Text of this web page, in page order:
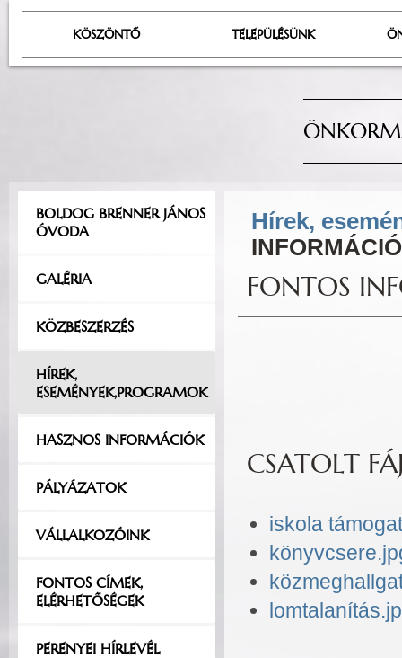
KÖSZÖNTŐ TELEPÜLÉSÜNK
BOLDOG BRENNER JÁNOS
ÓVODA
GALÉRIA
KÖZBESZERZÉS
HÍREK,
ESEMÉNYEK,PROGRAMOK
HASZNOS INFORMÁCIÓK
PÁLYÁZATOK
VÁLLALKOZÓINK
FONTOS CÍMEK,
ELÉRHETŐSÉGEK
PERENYEI HÍRLEVÉL
Hírek,
FONTOS
CSATOLT
iskola